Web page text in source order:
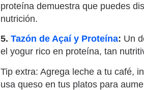
proteína demuestra que puedes
nutrición.
5. Tazón de Açaí y Proteína: Un
el yogur rico en proteína, tan
Tip extra: Agrega leche a tu café,
usa queso en tus platos para